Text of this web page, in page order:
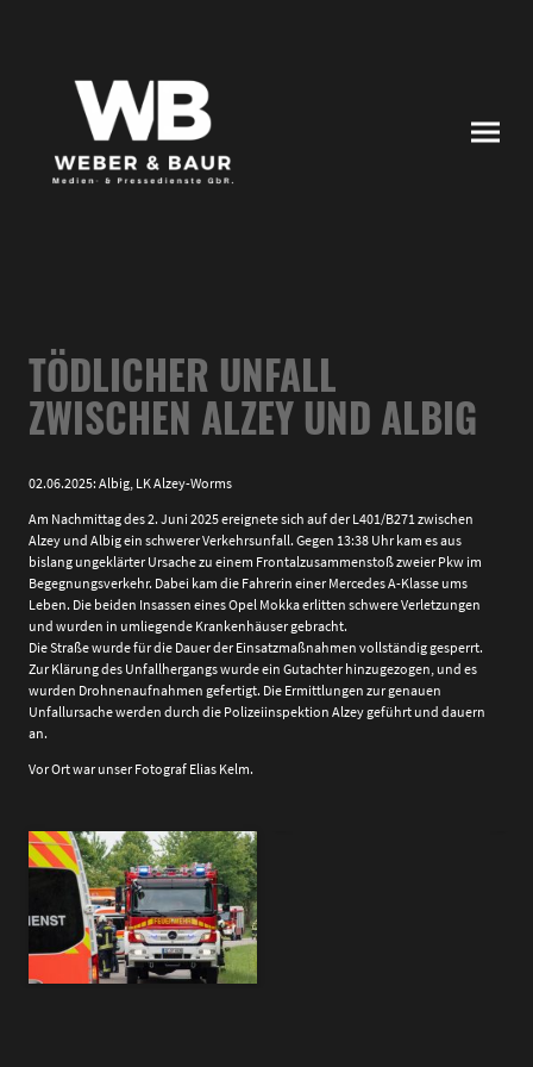
TÖDLICHER UNFALL
ZWISCHEN ALZEY UND ALBIG
02.06.2025: Albig, LK Alzey-Worms
Am Nachmittag des 2. Juni 2025 ereignete sich auf der L401/B271 zwischen
Alzey und Albig ein schwerer Verkehrsunfall. Gegen 13:38 Uhr kam es aus
bislang ungeklärter Ursache zu einem Frontalzusammenstoß zweier Pkw im
Begegnungsverkehr. Dabei kam die Fahrerin einer Mercedes A-Klasse ums
Leben. Die beiden Insassen eines Opel Mokka erlitten schwere Verletzungen
und wurden in umliegende Krankenhäuser gebracht.
Die Straße wurde für die Dauer der Einsatzmaßnahmen vollständig gesperrt.
Zur Klärung des Unfallhergangs wurde ein Gutachter hinzugezogen, und es
wurden Drohnenaufnahmen gefertigt. Die Ermittlungen zur genauen
Unfallursache werden durch die Polizeiinspektion Alzey geführt und dauern
an.
Vor Ort war unser Fotograf Elias Kelm.